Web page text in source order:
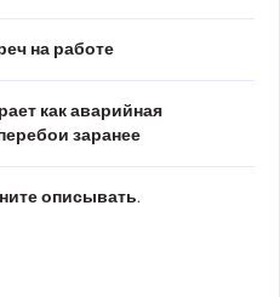
на работе
как аварийная
заранее
описывать.